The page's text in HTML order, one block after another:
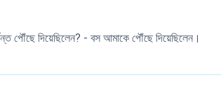
পৌঁছে দিয়েছিলেন? - বস আমাকে পৌঁছে দিয়েছিলেন।